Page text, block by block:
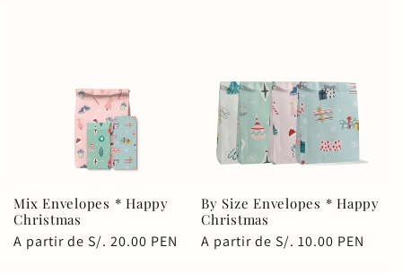
Mix Envelopes * Happy
Christmas
Precio
A partir de S/. 20.00 PEN
By Size Envelopes * Happy
Christmas
Precio
A partir de S/. 10.00 PEN